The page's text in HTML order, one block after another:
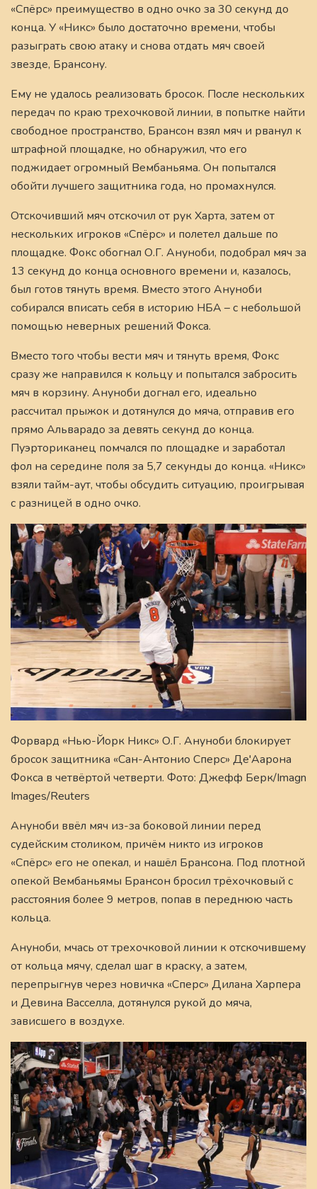
«Спёрс» преимущество в одно очко за 30 секунд до
конца. У «Никс» было достаточно времени, чтобы
разыграть свою атаку и снова отдать мяч своей
звезде, Брансону.
Ему не удалось реализовать бросок. После нескольких
передач по краю трехочковой линии, в попытке найти
свободное пространство, Брансон взял мяч и рванул к
штрафной площадке, но обнаружил, что его
поджидает огромный Вембаньяма. Он попытался
обойти лучшего защитника года, но промахнулся.
Отскочивший мяч отскочил от рук Харта, затем от
нескольких игроков «Спёрс» и полетел дальше по
площадке. Фокс обогнал О.Г. Ануноби, подобрал мяч за
13 секунд до конца основного времени и, казалось,
был готов тянуть время. Вместо этого Ануноби
собирался вписать себя в историю НБА – с небольшой
помощью неверных решений Фокса.
Вместо того чтобы вести мяч и тянуть время, Фокс
сразу же направился к кольцу и попытался забросить
мяч в корзину. Ануноби догнал его, идеально
рассчитал прыжок и дотянулся до мяча, отправив его
прямо Альварадо за девять секунд до конца.
Пуэрториканец помчался по площадке и заработал
фол на середине поля за 5,7 секунды до конца. «Никс»
взяли тайм-аут, чтобы обсудить ситуацию, проигрывая
с разницей в одно очко.
Форвард «Нью-Йорк Никс» О.Г. Ануноби блокирует
бросок защитника «Сан-Антонио Сперс» Де'Аарона
Фокса в четвёртой четверти. Фото: Джефф Берк/Imagn
Images/Reuters
Ануноби ввёл мяч из-за боковой линии перед
судейским столиком, причём никто из игроков
«Спёрс» его не опекал, и нашёл Брансона. Под плотной
опекой Вембаньямы Брансон бросил трёхочковый с
расстояния более 9 метров, попав в переднюю часть
кольца.
Ануноби, мчась от трехочковой линии к отскочившему
от кольца мячу, сделал шаг в краску, а затем,
перепрыгнув через новичка «Сперс» Дилана Харпера
и Девина Васселла, дотянулся рукой до мяча,
зависшего в воздухе.